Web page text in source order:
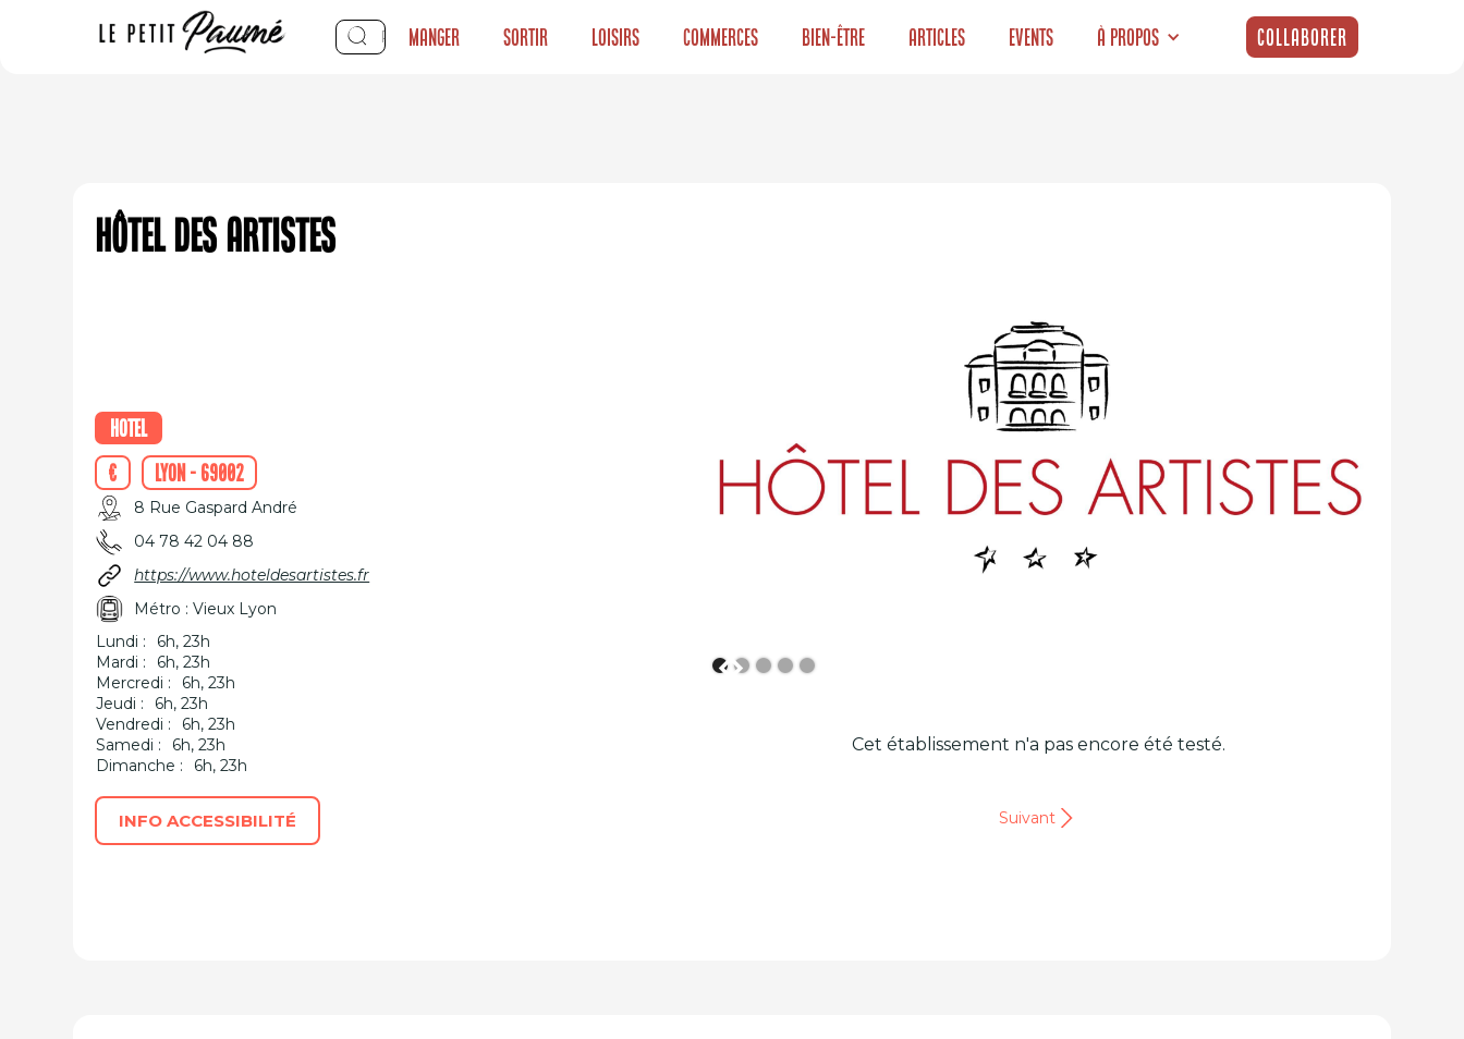
Manger Sortir Loisirs Commerces Bien-être Articles Events À propos Collaborer
Hôtel des Artistes
Hotel
€
Lyon - 69002
8 Rue Gaspard André
04 78 42 04 88
https://www.hoteldesartistes.fr
Métro : Vieux Lyon
Lundi :
6h, 23h
Mardi :
6h, 23h
Mercredi :
6h, 23h
Jeudi :
6h, 23h
Vendredi :
6h, 23h
Samedi :
6h, 23h
Dimanche :
6h, 23h
INFO ACCESSIBILITÉ
Cet établissement n'a pas encore été testé.
Suivant